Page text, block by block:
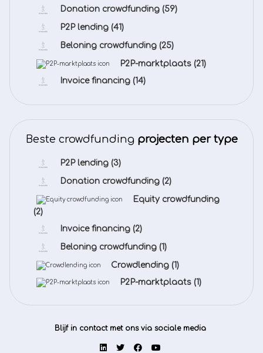
Donation crowdfunding (59)
P2P lending (41)
Beloning crowdfunding (25)
P2P-marktplaats (21)
Invoice financing (14)
Beste crowdfunding projecten per type
P2P lending (3)
Donation crowdfunding (2)
Equity crowdfunding
(2)
Invoice financing (2)
Beloning crowdfunding (1)
Crowdlending (1)
P2P-marktplaats (1)
Blijf in contact met ons via sociale media